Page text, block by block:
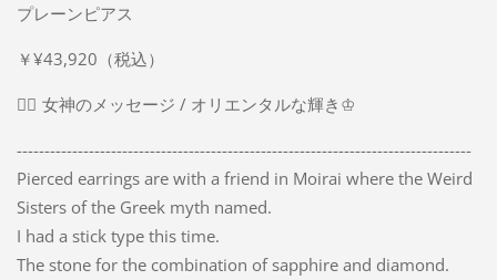
プレーンピアス
￥¥43,920（税込）
➸ฺ 女神のメッセージ / オリエンタルな輝き♔
----------------------------------------------------------------------------------
Pierced earrings are with a friend in Moirai where the Weird
Sisters of the Greek myth named.
I had a stick type this time.
The stone for the combination of sapphire and diamond.